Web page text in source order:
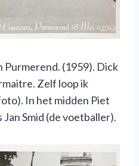
Purmerend. (1959). Dick
Zelf loop ik
In het midden Piet
Smid (de voetballer).